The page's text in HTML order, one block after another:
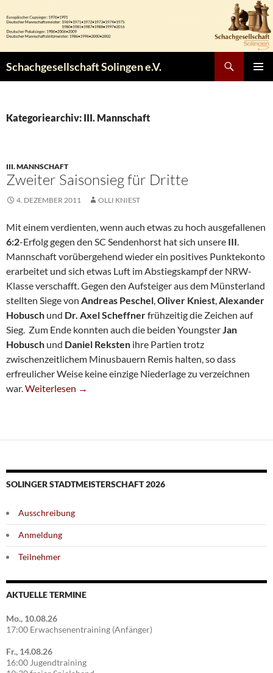
Inhalt
springen
Schachgesellschaft Solingen e.V.
Kategoriearchiv: III. Mannschaft
III. MANNSCHAFT
Zweiter Saisonsieg für Dritte
4. DEZEMBER 2011 OLLI KNIEST
Mit einem verdienten, wenn auch etwas zu hoch ausgefallenen
6:2-Erfolg gegen den SC Sendenhorst hat sich unsere III.
Mannschaft vorübergehend wieder ein positives Punktekonto
erarbeitet und sich etwas Luft im Abstiegskampf der NRW-
Klasse verschafft. Gegen den Aufsteiger aus dem Münsterland
stellten Siege von Andreas Peschel,Oliver Kniest,Alexander
Hobusch und Dr. Axel Scheffnerfrühzeitig die Zeichen auf
Sieg. Zum Ende konnten auch die beiden YoungsterJan
Hobusch und Daniel Reksten ihre Partien trotz
zwischenzeitlichem Minusbauern Remis halten, so dass
erfreulicher Weise keine einzige Niederlage zu verzeichnen
war.Zweiter Saisonsieg Für Dritte
Weiterlesen →
SOLINGER STADTMEISTERSCHAFT 2026
Ausschreibung
Anmeldung
Teilnehmer
AKTUELLE TERMINE
Mo., 10.08.26
17:00 Erwachsenentraining (Anfänger)
Fr., 14.08.26
16:00 Jugendtraining